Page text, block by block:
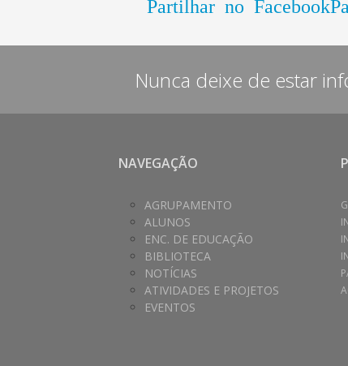
Partilhar no Facebook
Nunca deixe de estar
NAVEGAÇÃO
AGRUPAMENTO
ALUNOS
ENC. DE EDUCAÇÃO
BIBLIOTECA
NOTÍCIAS
ATIVIDADES E PROJETOS
EVENTOS